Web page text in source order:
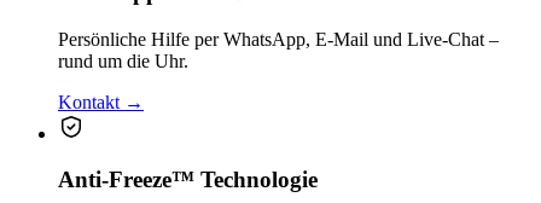
Persönliche Hilfe per WhatsApp, E-Mail und Live-Chat –
rund um die Uhr.
Kontakt →
Anti-Freeze™ Technologie